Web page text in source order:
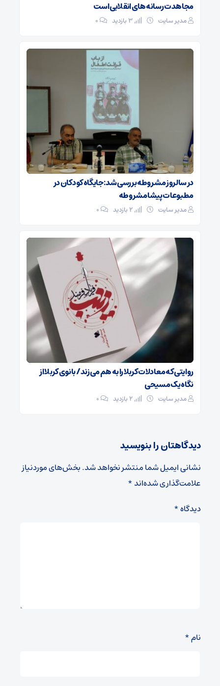
مجاهدت رسانه‌های انقلابی است
مدیر سایت ۰
در سالروز مشروطه بررسی شد: جایگاه کودکان در
مطبوعات پیشامشروطه
مدیر سایت ۰
روایتی که معادلات کربلا را به هم می‌زند/ بانوی کربلا از
نگاه یک مسیحی
مدیر سایت ۰
دیدگاهتان را بنویسید
نشانی ایمیل شما منتشر نخواهد شد.بخش‌های موردنیاز
علامت‌گذاری شده‌اند*
دیدگاه*
نام*